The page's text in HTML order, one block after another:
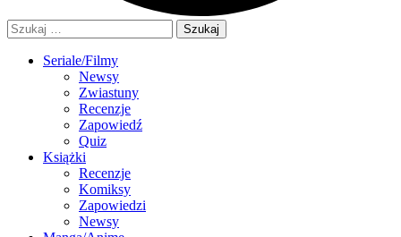
Szukaj:
Seriale/Filmy
Newsy
Zwiastuny
Recenzje
Zapowiedź
Quiz
Książki
Recenzje
Komiksy
Zapowiedzi
Newsy